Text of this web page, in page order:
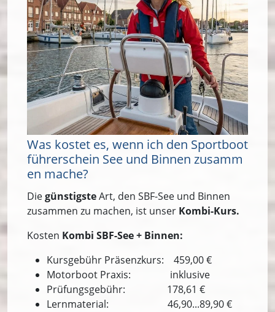
Was kostet es, wenn ich den Sportboot
führerschein See und Binnen zusamm
en mache?
DiegünstigsteArt, den SBF-See und Binnen
zusammen zu machen, ist unser Kombi-Kurs.
Kosten Kombi SBF-See + Binnen:
Kursgebühr Präsenzkurs: 459,00 €
Motorboot Praxis: inklusive
Prüfungsgebühr: 178,61 €
Lernmaterial: 46,90...89,90 €